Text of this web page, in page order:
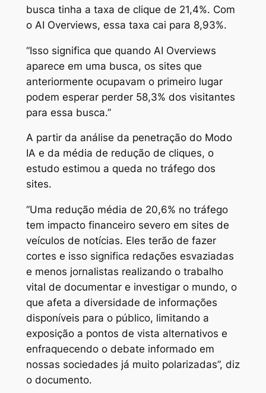
busca tinha a taxa de clique de 21,4%. Com
o AI Overviews, essa taxa cai para 8,93%.
“Isso significa que quando AI Overviews
aparece em uma busca, os sites que
anteriormente ocupavam o primeiro lugar
podem esperar perder 58,3% dos visitantes
para essa busca.”
A partir da análise da penetração do Modo
IA e da média de redução de cliques, o
estudo estimou a queda no tráfego dos
sites.
“Uma redução média de 20,6% no tráfego
tem impacto financeiro severo em sites de
veículos de notícias. Eles terão de fazer
cortes e isso significa redações esvaziadas
e menos jornalistas realizando o trabalho
vital de documentar e investigar o mundo, o
que afeta a diversidade de informações
disponíveis para o público, limitando a
exposição a pontos de vista alternativos e
enfraquecendo o debate informado em
nossas sociedades já muito polarizadas”, diz
o documento.